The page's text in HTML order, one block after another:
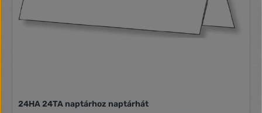
24HA 24TA naptárhoz naptárhát